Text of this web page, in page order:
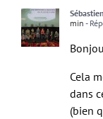
min -
Cela
dans
(bien